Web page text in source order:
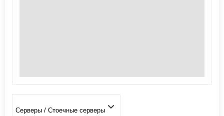
Серверы / Стоечные серверы